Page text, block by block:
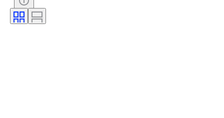
物品尺碼
珍珠光澤